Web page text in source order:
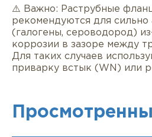
⚠️ Важно: Раструбные
рекомендуются для сильно
(галогены, сероводород)
коррозии в зазоре между
Для таких случаев
приварку встык (WN) или